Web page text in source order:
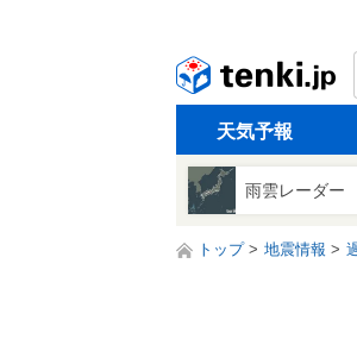
天気予報
雨雲レーダー
トップ 地震情報